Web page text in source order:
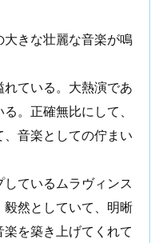
きな壮麗な音楽が鳴
ている。大熱演であ
。正確無比にして、
音楽としての佇まい
ているムラヴィンス
然としていて、明晰
を築き上げてくれて